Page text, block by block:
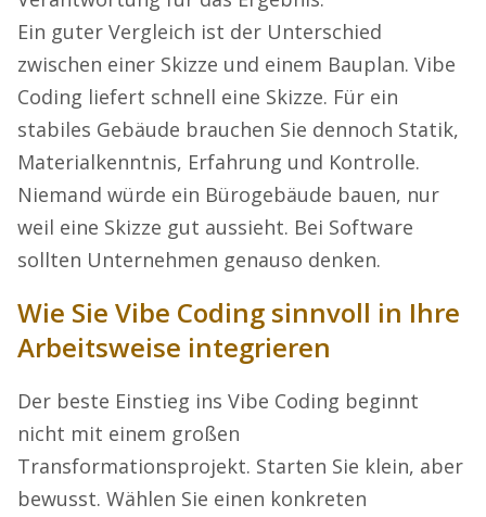
Ein guter Vergleich ist der Unterschied
zwischen einer Skizze und einem Bauplan. Vibe
Coding liefert schnell eine Skizze. Für ein
stabiles Gebäude brauchen Sie dennoch Statik,
Materialkenntnis, Erfahrung und Kontrolle.
Niemand würde ein Bürogebäude bauen, nur
weil eine Skizze gut aussieht. Bei Software
sollten Unternehmen genauso denken.
Wie Sie Vibe Coding sinnvoll in Ihre
Arbeitsweise integrieren
Der beste Einstieg ins Vibe Coding beginnt
nicht mit einem großen
Transformationsprojekt. Starten Sie klein, aber
bewusst. Wählen Sie einen konkreten